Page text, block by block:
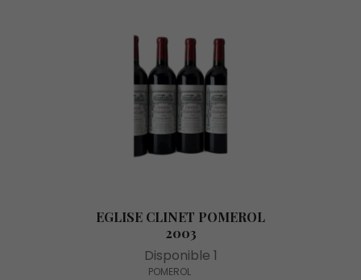
EGLISE CLINET POMEROL
2003
Disponible 1
POMEROL